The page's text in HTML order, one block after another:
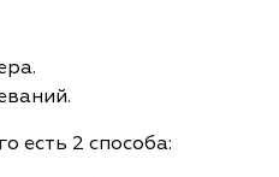
есть 2 способа: